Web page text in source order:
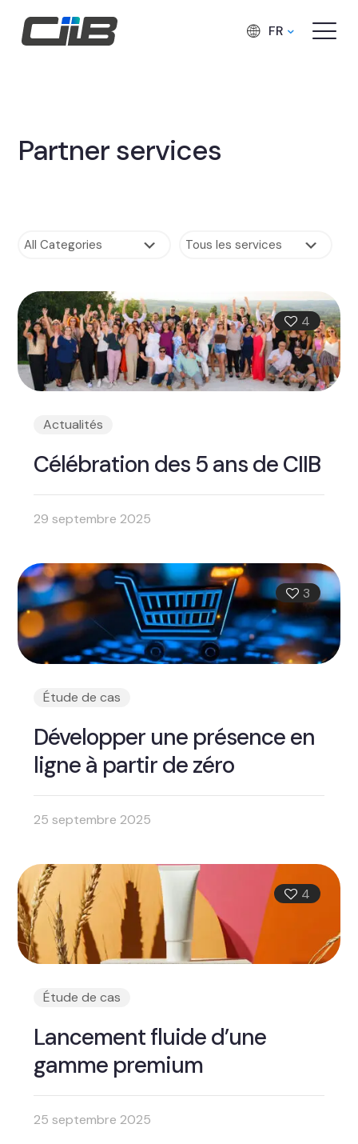
FR
Partner services
4
Actualités
Célébration des 5 ans de CIIB
29 septembre 2025
3
Étude de cas
Développer une présence en
ligne à partir de zéro
25 septembre 2025
4
Étude de cas
Lancement fluide d’une
gamme premium
25 septembre 2025